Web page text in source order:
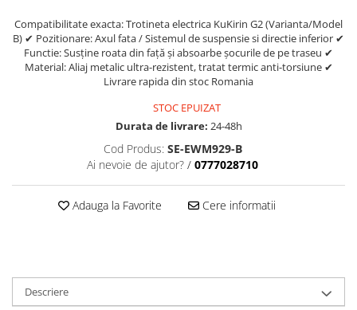
https://www.doctortrotineta.ro/cauciucuri-
cu-camera
cauciucuri-bicicleta
Cauciuc tubeless cu GEL antipană
Trotinete electrice
Biciclete Electrice
Anvelope moto
Anvelope și Camere Utilaje
Compatibilitate exacta: Trotineta electrica KuKirin G2 (Varianta/Model
B) ✔ Pozitionare: Axul fata / Sistemul de suspensie si directie inferior ✔
Functie: Susține roata din față și absoarbe șocurile de pe traseu ✔
Material: Aliaj metalic ultra-rezistent, tratat termic anti-torsiune ✔
Livrare rapida din stoc Romania
STOC EPUIZAT
Durata de livrare: 24-48h
Cod Produs: SE-EWM929-B
Ai nevoie de ajutor? / 0777028710
Adauga la Favorite Cere informatii
Descriere